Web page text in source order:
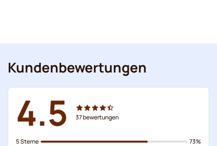
Kundenbewertungen
4.5 37bewertungen
5 Sterne
73%